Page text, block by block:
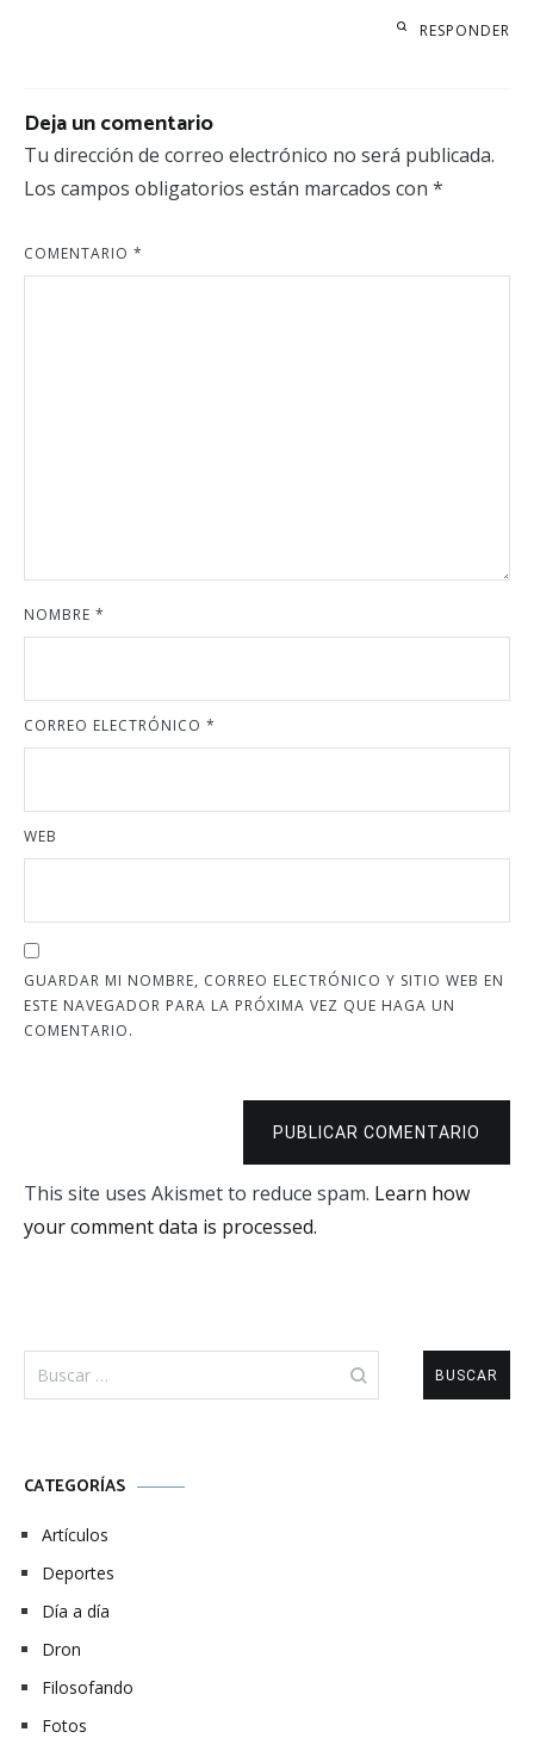
RESPONDER
Deja un comentario
Tu dirección de correo electrónico no será publicada.
Los campos obligatorios están marcados con *
COMENTARIO *
NOMBRE *
CORREO ELECTRÓNICO *
WEB
GUARDAR MI NOMBRE, CORREO ELECTRÓNICO Y SITIO WEB EN
ESTE NAVEGADOR PARA LA PRÓXIMA VEZ QUE HAGA UN
COMENTARIO.
PUBLICAR COMENTARIO
This site uses Akismet to reduce spam. Learn how
your comment data is processed.
CATEGORÍAS
Artículos
Deportes
Día a día
Dron
Filosofando
Fotos